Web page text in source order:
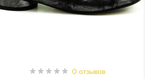
0 отзывов